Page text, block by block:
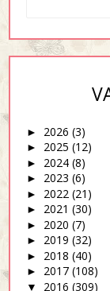
► 2026 (3)
► 2025 (12)
► 2024 (8)
► 2023 (6)
► 2022 (21)
► 2021 (30)
► 2020 (7)
► 2019 (32)
► 2018 (40)
► 2017 (108)
▼ 2016 (309)